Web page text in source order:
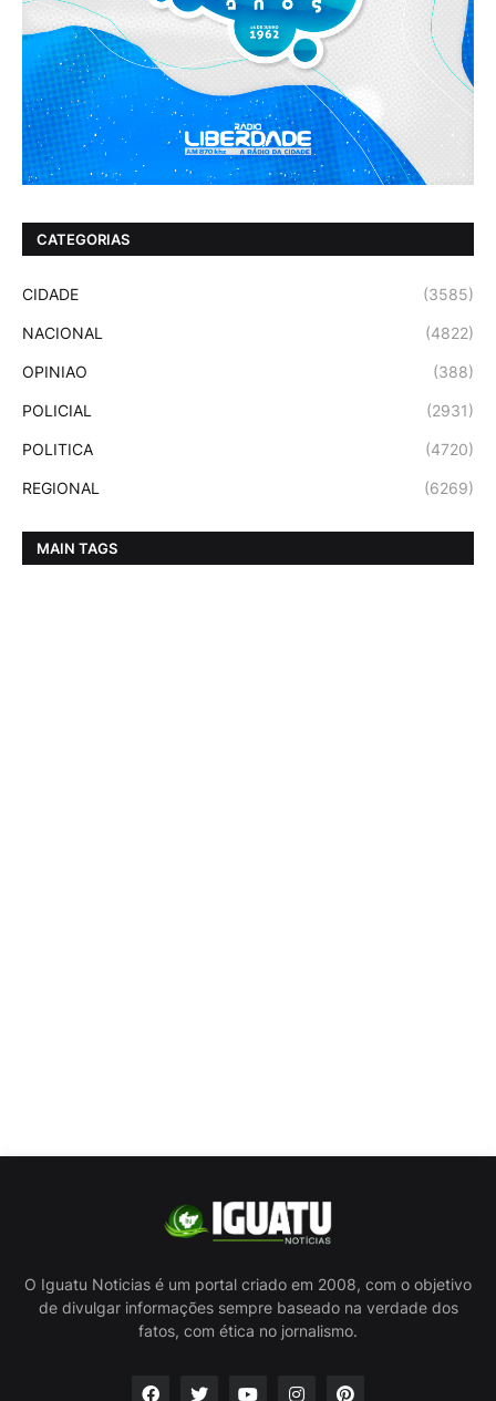
CATEGORIAS
CIDADE (3585)
NACIONAL (4822)
OPINIAO (388)
POLICIAL (2931)
POLITICA (4720)
REGIONAL (6269)
MAIN TAGS
O Iguatu Noticias é um portal criado em 2008, com o objetivo
de divulgar informações sempre baseado na verdade dos
fatos, com ética no jornalismo.